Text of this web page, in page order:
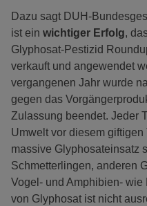
Dazu sagt DUH-
ist ein wichtiger Erfolg,
Glyphosat-Pestizid
verkauft und angewendet
vergangenen Jahr wurde
gegen das
Zulassung beendet. Jeder
Umwelt vor diesem
massive Glyphosateinsatz
Schmetterlingen, anderen
Vogel- und Amphibien-
von Glyphosat ist nicht